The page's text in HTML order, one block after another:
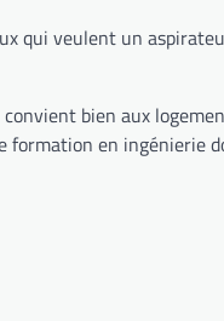
qui veulent un
bien aux
en ingénierie